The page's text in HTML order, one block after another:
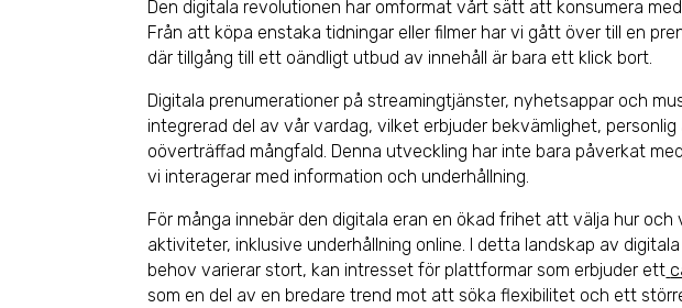
Den digitala revolutionen har omformat vårt sätt att konsumera
Från att köpa enstaka tidningar eller filmer har vi gått över till en
där tillgång till ett oändligt utbud av innehåll är bara ett klick bort.
Digitala prenumerationer på streamingtjänster, nyhetsappar och
integrerad del av vår vardag, vilket erbjuder bekvämlighet,
oöverträffad mångfald. Denna utveckling har inte bara påverkat
vi interagerar med information och underhållning.
För många innebär den digitala eran en ökad frihet att välja hur och
aktiviteter, inklusive underhållning online. I detta landskap av
behov varierar stort, kan intresset för plattformar som erbjuder ett
som en del av en bredare trend mot att söka flexibilitet och ett